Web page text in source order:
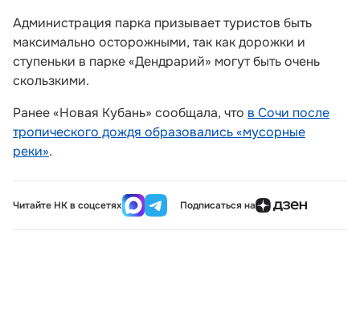
Администрация парка призывает туристов быть
максимально осторожными, так как дорожки и
ступеньки в парке «Дендрарий» могут быть очень
скользкими.
Ранее «Новая Кубань» сообщала, что в Сочи после
тропического дождя образовались «мусорные
реки».
Читайте НК в соцсетях Подписаться на